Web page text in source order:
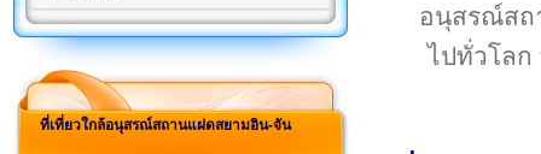
ที่เที่ยวใกล้อนุสรณ์สถานแฝดสยามอิน-จัน
อนุสรณ์สถ
ไปทั่วโลก